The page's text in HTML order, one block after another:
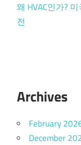
왜 HVAC인가?
전
Archives
February
December